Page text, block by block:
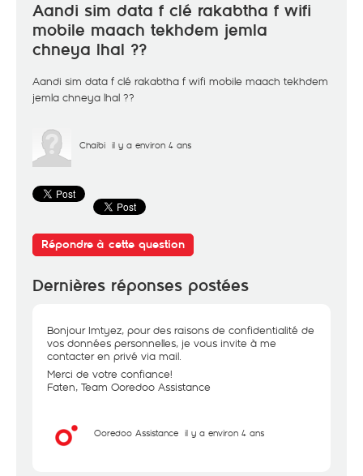
Aandi sim data f clé rakabtha f wifi
mobile maach tekhdem jemla
chneya lhal ??
Aandi sim data f clé rakabtha f wifi mobile maach tekhdem
jemla chneya lhal ??
Chaibi il y a environ 4 ans
Répondre à cette question
Dernières réponses postées
Bonjour Imtyez, pour des raisons de confidentialité de
vos données personnelles, je vous invite à me
contacter en privé via mail.
Merci de votre confiance!
Faten, Team Ooredoo Assistance
Ooredoo Assistance il y a environ 4 ans